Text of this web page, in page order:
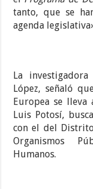
tanto, que se
agenda
La
López, señaló
Europea se
Luis Potosí,
con el del
Organismos
Humanos.